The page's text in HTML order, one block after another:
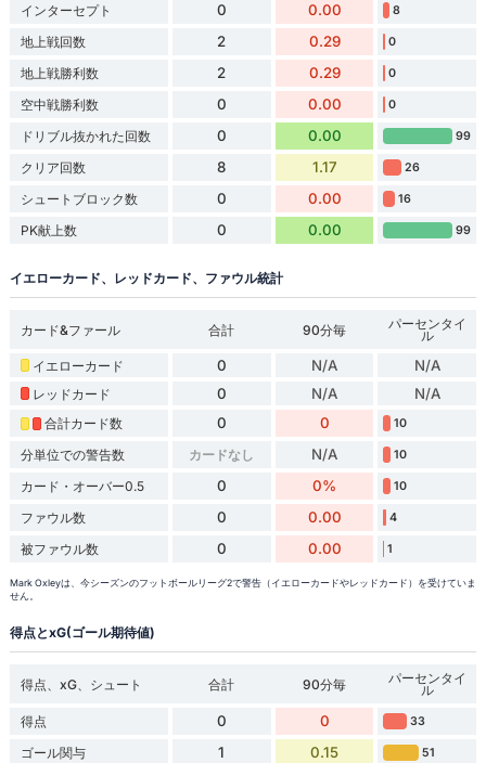
インターセプト 0 0.00 8
地上戦回数 2 0.29 0
地上戦勝利数 2 0.29 0
空中戦勝利数 0 0.00 0
ドリブル抜かれた回数 0 0.00 99
クリア回数 8 1.17 26
シュートブロック数 0 0.00 16
PK献上数 0 0.00 99
イエローカード、レッドカード、ファウル統計
カード&ファール 合計 90分毎 パーセンタイ
ル
イエローカード
0 N/A N/A
レッドカード 0 N/A N/A
合計カード数 0 0 10
分単位での警告数 カードなし N/A 10
カード・オーバー0.5 0 0% 10
ファウル数 0 0.00 4
被ファウル数 0 0.00 1
Mark Oxleyは、今シーズンのフットボールリーグ2で警告（イエローカードやレッドカード）を受けていま
せん。
得点とxG(ゴール期待値)
得点、xG、シュート 合計 90分毎 パーセンタイ
ル
得点
0 0 33
ゴール関与 1 0.15 51